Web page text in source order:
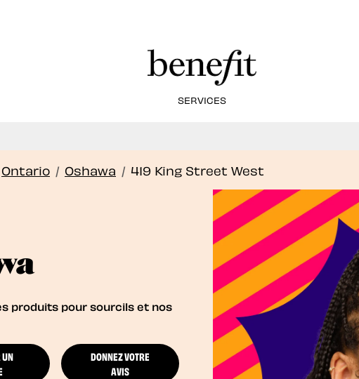
SERVICES
Ontario / Oshawa / 419 King Street West
produits pour sourcils et nos
DONNEZ VOTRE
AVIS